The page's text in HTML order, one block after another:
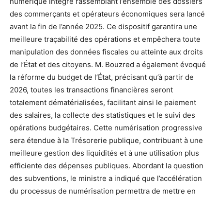
des commerçants et opérateurs économiques sera lancé
avant la fin de l’année 2025. Ce dispositif garantira une
meilleure traçabilité des opérations et empêchera toute
manipulation des données fiscales ou atteinte aux droits
de l’État et des citoyens. M. Bouzred a également évoqué
la réforme du budget de l’État, précisant qu’à partir de
2026, toutes les transactions financières seront
totalement dématérialisées, facilitant ainsi le paiement
des salaires, la collecte des statistiques et le suivi des
opérations budgétaires. Cette numérisation progressive
sera étendue à la Trésorerie publique, contribuant à une
meilleure gestion des liquidités et à une utilisation plus
efficiente des dépenses publiques. Abordant la question
des subventions, le ministre a indiqué que l’accélération
du processus de numérisation permettra de mettre en